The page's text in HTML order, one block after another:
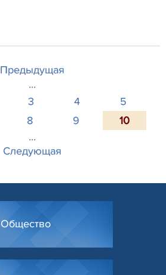
Предыдущая
...
3 4
5
8 9
10
...
Следующая
Общество